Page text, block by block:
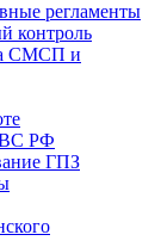
регламенты
контроль
СМСП и
ВС РФ
ГПЗ